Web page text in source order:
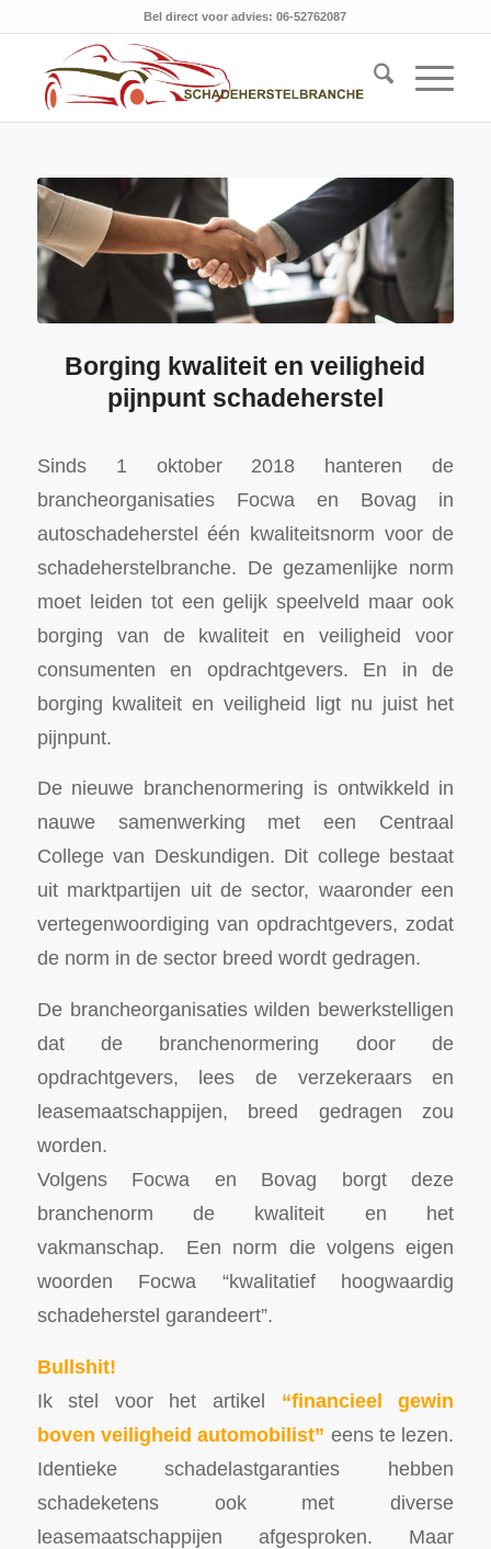
Bel direct voor advies: 06-52762087
Borging kwaliteit en veiligheid
pijnpunt schadeherstel
Sinds 1 oktober 2018 hanteren de
brancheorganisaties Focwa en Bovag in
autoschadeherstel één kwaliteitsnorm voor de
schadeherstelbranche. De gezamenlijke norm
moet leiden tot een gelijk speelveld maar ook
borging van de kwaliteit en veiligheid voor
consumenten en opdrachtgevers. En in de
borging kwaliteit en veiligheid ligt nu juist het
pijnpunt.
De nieuwe branchenormering is ontwikkeld in
nauwe samenwerking met een Centraal
College van Deskundigen. Dit college bestaat
uit marktpartijen uit de sector, waaronder een
vertegenwoordiging van opdrachtgevers, zodat
de norm in de sector breed wordt gedragen.
De brancheorganisaties wilden bewerkstelligen
dat de branchenormering door de
opdrachtgevers, lees de verzekeraars en
leasemaatschappijen, breed gedragen zou
worden.
Volgens Focwa en Bovag borgt deze
branchenorm de kwaliteit en het
vakmanschap. Een norm die volgens eigen
woorden Focwa “kwalitatief hoogwaardig
schadeherstel garandeert”.
Bullshit!
Ik stel voor het artikel “financieel gewin
boven veiligheid automobilist” eens te lezen.
Identieke schadelastgaranties hebben
schadeketens ook met diverse
leasemaatschappijen afgesproken. Maar